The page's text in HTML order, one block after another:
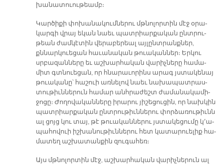
խա­նա­տուու­թեամբ։
Կար­ծի­քի փո­խա­նա­կում­նե­րու մթնո­լոր­տին մէջ օ­րա­
կար­գի վրայ ե­կան նաեւ պատ­րիար­քա­կան ընտ­րու­
թեան ժամ­կէ­տին վե­րա­բե­րեալ այ­լընտ­րանք­ներ,
քննար­կուե­ցան հա­ւա­նա­կան թուա­կան­ներ։ Եր­կու
սրբա­զան­նե­րը եւ աշ­խար­հա­կան վա­րիչ­նե­րը հա­մա­
միտ գտնուե­ցան, որ հնա­րա­ւո­րինս ա­րագ յստա­կե­նայ
թուա­կա­նը՝ հա­շուի առ­նե­լով նաեւ նա­խա­պատ­րաս­
տու­թիւն­նե­րուն հա­մար անհ­րա­ժեշտ ժա­մա­նա­կա­մի­
ջո­ցը։ Ժո­ղո­վա­կան­նե­րը ի­րա­րու յի­շե­ցու­ցին, որ նախ­կին
պատ­րիար­քա­կան ընտ­րու­թիւն­նե­րու փոր­ձա­ռու­թիւնն
ալ ցոյց կու տայ, թէ թուա­կան­նե­րու յստա­կե­ցու­մը կ՚ա­
պա­հովուի իշ­խա­նու­թիւն­նե­րու հետ կա­տա­րուե­լիք հա­
մա­տեղ աշ­խա­տան­քին զու­գա­հեռ։
Այս մթնո­լոր­տին մէջ, աշ­խար­հա­կան վա­րիչ­նե­րուն ալ